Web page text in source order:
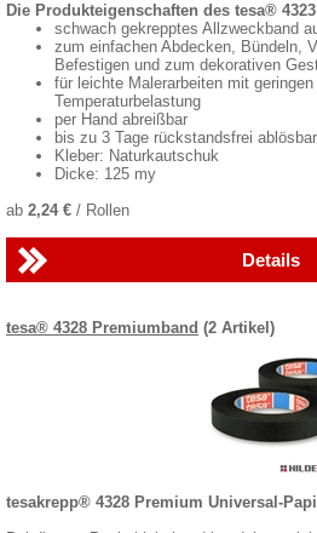
Die Produkteigenschaften des tesa®
schwach gekrepptes Allzweckband
zum einfachen Abdecken, Bündeln,
Befestigen und zum dekorativen
für leichte Malerarbeiten mit geringen
Temperaturbelastung
per Hand abreißbar
bis zu 3 Tage rückstandsfrei
Kleber: Naturkautschuk
Dicke: 125 my
ab 2,24 € / Rollen
Details
tesa® 4328 Premiumband (2 Artikel)
tesakrepp® 4328 Premium Universal-